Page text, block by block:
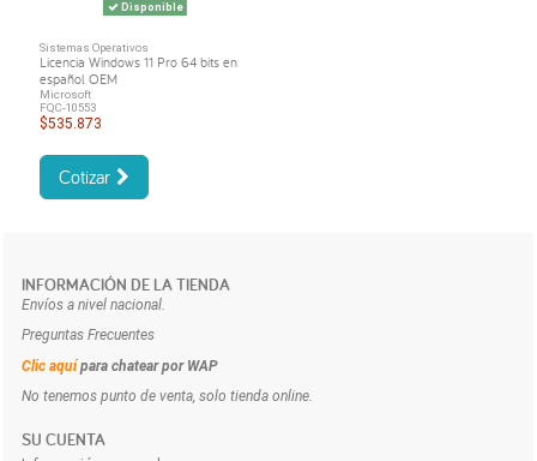
Disponible
Sistemas Operativos
Licencia Windows 11 Pro 64 bits en
español OEM
Microsoft
FQC-10553
$535.873
Cotizar
INFORMACIÓN DE LA TIENDA
Envíos a nivel nacional.
Preguntas Frecuentes
Clic aquí para chatear por WAP
No tenemos punto de venta, solo tienda online.
SU CUENTA